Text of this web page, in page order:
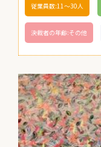
従業員数:11〜30人
決裁者の年齢:その他